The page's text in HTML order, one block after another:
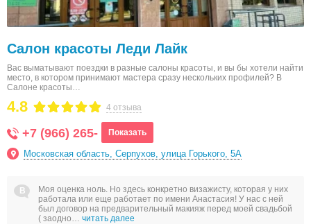
Салон красоты Леди Лайк
Вас выматывают поездки в разные салоны красоты, и вы бы хотели найти
место, в котором принимают мастера сразу нескольких профилей? В
Салоне красоты…
4 отзыва
4.8
+7 (966) 265- Показать
Московская область, Серпухов, улица Горького, 5А
Моя оценка ноль. Но здесь конкретно визажисту, которая у них
работала или еще работает по имени Анастасия! У нас с ней
был договор на предварительный макияж перед моей свадьбой
( заодно… читать далее